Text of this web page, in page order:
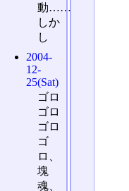
動……
しか
し
2004-
12-
25(Sat)
ゴロ
ゴロ
ゴロ
ゴ
ロ、
塊
魂、